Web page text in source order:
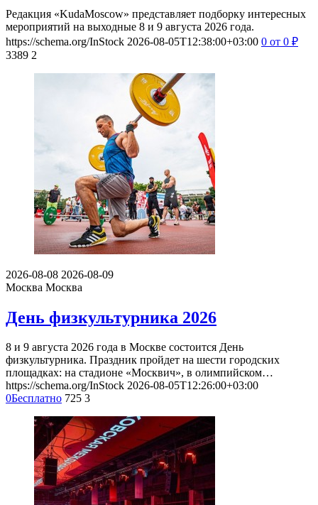
Редакция «KudaMoscow» представляет подборку интересных
мероприятий на выходные 8 и 9 августа 2026 года.
https://schema.org/InStock 2026-08-05T12:38:00+03:00 0 от 0 ₽
3389 2
2026-08-08 2026-08-09
Москва Москва
День физкультурника 2026
8 и 9 августа 2026 года в Москве состоится День
физкультурника. Праздник пройдет на шести городских
площадках: на стадионе «Москвич», в олимпийском…
https://schema.org/InStock 2026-08-05T12:26:00+03:00
0Бесплатно 725 3